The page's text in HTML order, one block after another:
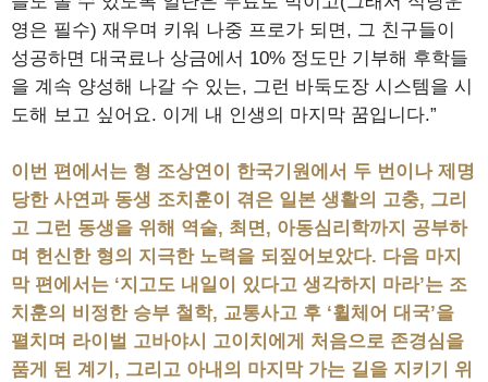
영은 필수) 재우며 키워 나중 프로가 되면, 그 친구들이
성공하면 대국료나 상금에서 10% 정도만 기부해 후학들
을 계속 양성해 나갈 수 있는, 그런 바둑도장 시스템을 시
도해 보고 싶어요. 이게 내 인생의 마지막 꿈입니다.”
이번 편에서는 형 조상연이 한국기원에서 두 번이나 제명
당한 사연과 동생 조치훈이 겪은 일본 생활의 고충, 그리
고 그런 동생을 위해 역술, 최면, 아동심리학까지 공부하
며 헌신한 형의 지극한 노력을 되짚어보았다. 다음 마지
막 편에서는 ‘지고도 내일이 있다고 생각하지 마라’는 조
치훈의 비정한 승부 철학, 교통사고 후 ‘휠체어 대국’을
펼치며 라이벌 고바야시 고이치에게 처음으로 존경심을
품게 된 계기, 그리고 아내의 마지막 가는 길을 지키기 위